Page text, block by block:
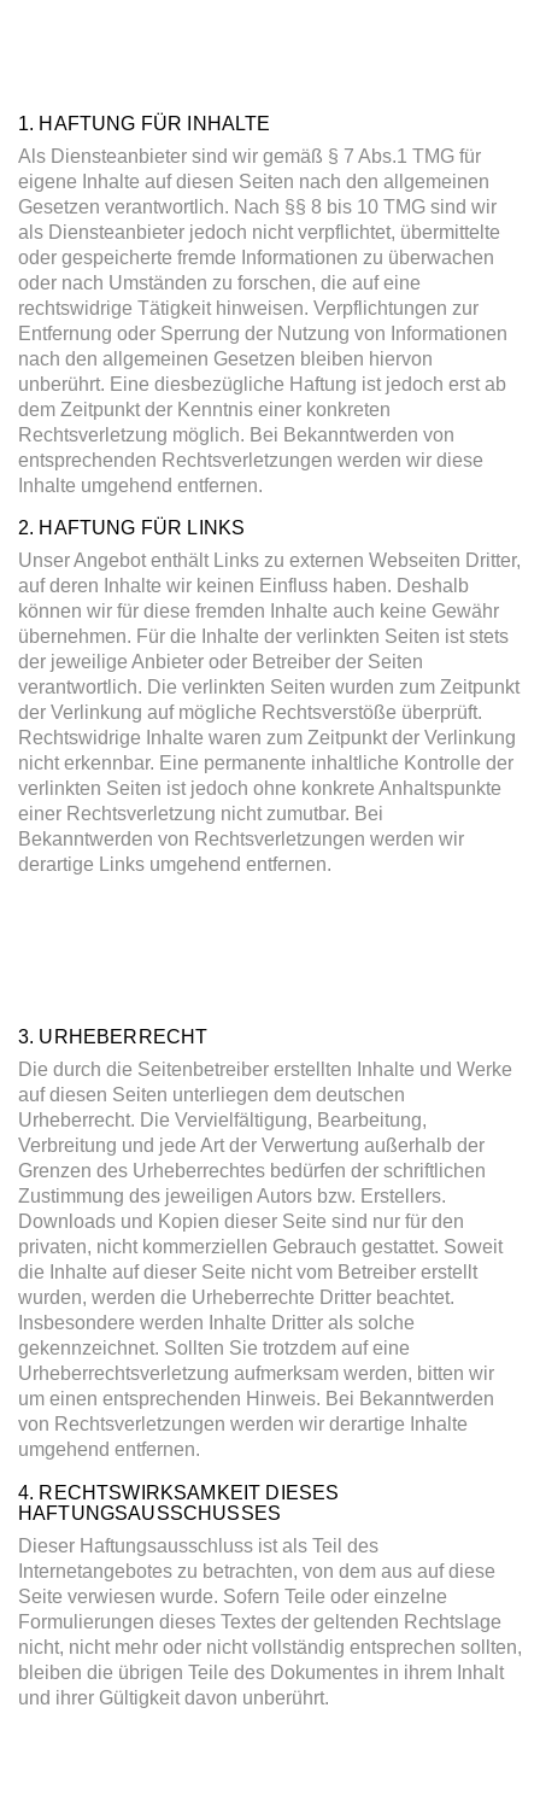
1. HAFTUNG FÜR INHALTE
Als Diensteanbieter sind wir gemäß § 7 Abs.1 TMG für
eigene Inhalte auf diesen Seiten nach den allgemeinen
Gesetzen verantwortlich. Nach §§ 8 bis 10 TMG sind wir
als Diensteanbieter jedoch nicht verpflichtet, übermittelte
oder gespeicherte fremde Informationen zu überwachen
oder nach Umständen zu forschen, die auf eine
rechtswidrige Tätigkeit hinweisen. Verpflichtungen zur
Entfernung oder Sperrung der Nutzung von Informationen
nach den allgemeinen Gesetzen bleiben hiervon
unberührt. Eine diesbezügliche Haftung ist jedoch erst ab
dem Zeitpunkt der Kenntnis einer konkreten
Rechtsverletzung möglich. Bei Bekanntwerden von
entsprechenden Rechtsverletzungen werden wir diese
Inhalte umgehend entfernen.
2. HAFTUNG FÜR LINKS
Unser Angebot enthält Links zu externen Webseiten Dritter,
auf deren Inhalte wir keinen Einfluss haben. Deshalb
können wir für diese fremden Inhalte auch keine Gewähr
übernehmen. Für die Inhalte der verlinkten Seiten ist stets
der jeweilige Anbieter oder Betreiber der Seiten
verantwortlich. Die verlinkten Seiten wurden zum Zeitpunkt
der Verlinkung auf mögliche Rechtsverstöße überprüft.
Rechtswidrige Inhalte waren zum Zeitpunkt der Verlinkung
nicht erkennbar. Eine permanente inhaltliche Kontrolle der
verlinkten Seiten ist jedoch ohne konkrete Anhaltspunkte
einer Rechtsverletzung nicht zumutbar. Bei
Bekanntwerden von Rechtsverletzungen werden wir
derartige Links umgehend entfernen.
3. URHEBERRECHT
Die durch die Seitenbetreiber erstellten Inhalte und Werke
auf diesen Seiten unterliegen dem deutschen
Urheberrecht. Die Vervielfältigung, Bearbeitung,
Verbreitung und jede Art der Verwertung außerhalb der
Grenzen des Urheberrechtes bedürfen der schriftlichen
Zustimmung des jeweiligen Autors bzw. Erstellers.
Downloads und Kopien dieser Seite sind nur für den
privaten, nicht kommerziellen Gebrauch gestattet. Soweit
die Inhalte auf dieser Seite nicht vom Betreiber erstellt
wurden, werden die Urheberrechte Dritter beachtet.
Insbesondere werden Inhalte Dritter als solche
gekennzeichnet. Sollten Sie trotzdem auf eine
Urheberrechtsverletzung aufmerksam werden, bitten wir
um einen entsprechenden Hinweis. Bei Bekanntwerden
von Rechtsverletzungen werden wir derartige Inhalte
umgehend entfernen.
4. RECHTSWIRKSAMKEIT DIESES
HAFTUNGSAUSSCHUSSES
Dieser Haftungsausschluss ist als Teil des
Internetangebotes zu betrachten, von dem aus auf diese
Seite verwiesen wurde. Sofern Teile oder einzelne
Formulierungen dieses Textes der geltenden Rechtslage
nicht, nicht mehr oder nicht vollständig entsprechen sollten,
bleiben die übrigen Teile des Dokumentes in ihrem Inhalt
und ihrer Gültigkeit davon unberührt.